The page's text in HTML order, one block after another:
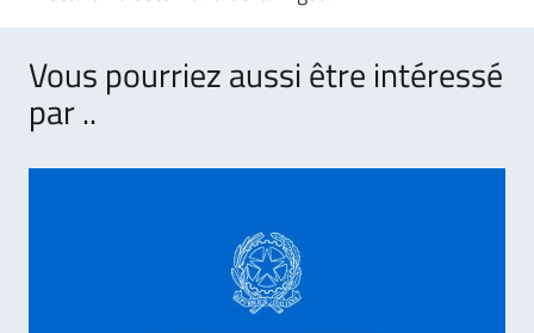
Vous pourriez aussi être intéressé
par ..